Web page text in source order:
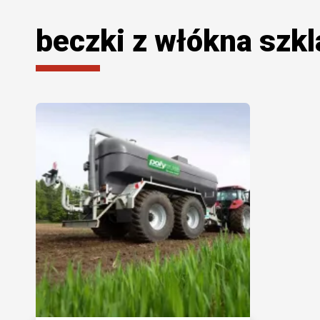
beczki z włókna